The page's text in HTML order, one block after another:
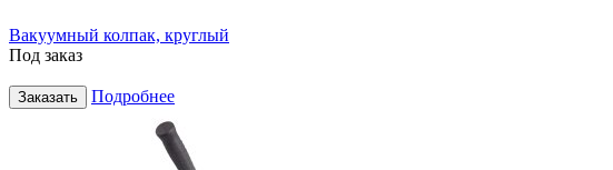
Вакуумный колпак, круглый
Под заказ
Заказать Подробнее